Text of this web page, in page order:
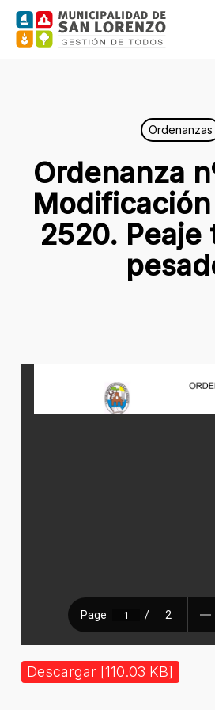
Skip
Ordenanzas
Ordenanza
Modificación
2520. Peaje
Descargar [110.03 KB]